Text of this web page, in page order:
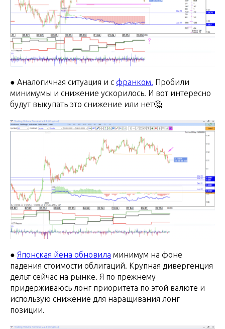
● Аналогичная ситуация и с франком. Пробили
минимумы и снижение ускорилось. И вот интересно
будут выкупать это снижение или нет🤔
● Японская йена обновила минимум на фоне
падения стоимости облигаций. Крупная дивергенция
дельт сейчас на рынке. Я по прежнему
придерживаюсь лонг приоритета по этой валюте и
использую снижение для наращивания лонг
позиции.